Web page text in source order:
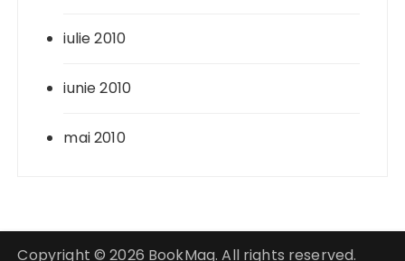
iulie 2010
iunie 2010
mai 2010
Copyright © 2026 BookMag. All rights reserved.